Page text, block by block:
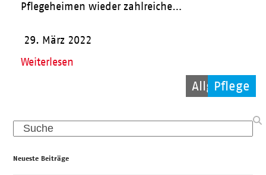
Allgemein
Allgemein
Pflege
Pflegeheimen wieder zahlreiche…
29. März 2022
Weiterlesen
Search
Neueste Beiträge